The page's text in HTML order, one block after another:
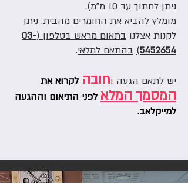
ניתן לחתוך עד 10 מ"מ).
מומלץ להביא את החומרים מהבית. ניתן
לקנות אצלנו בתאום מראש בטלפון (03-
5452654
) בהתאם למלאי.
יש לתאם הגעה וחובה לקרוא את
המסמך המלא לפני התיאום וההגעה
למייקלאב.